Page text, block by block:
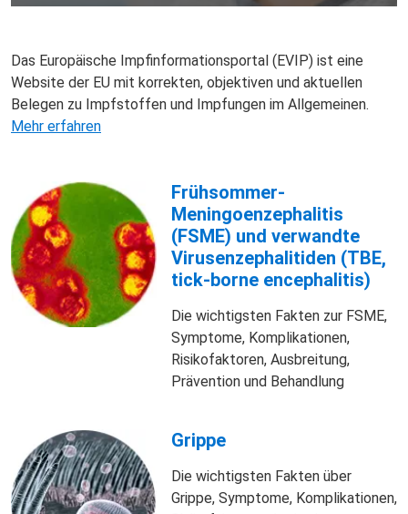
Das Europäische Impfinformationsportal (EVIP) ist eine
Website der EU mit korrekten, objektiven und aktuellen
Belegen zu Impfstoffen und Impfungen im Allgemeinen.
Mehr erfahren
Frühsommer-
Meningoenzephalitis
(FSME) und verwandte
Virusenzephalitiden (TBE,
tick-borne encephalitis)
Die wichtigsten Fakten zur FSME,
Symptome, Komplikationen,
Risikofaktoren, Ausbreitung,
Prävention und Behandlung
Grippe
Die wichtigsten Fakten über
Grippe, Symptome, Komplikationen,